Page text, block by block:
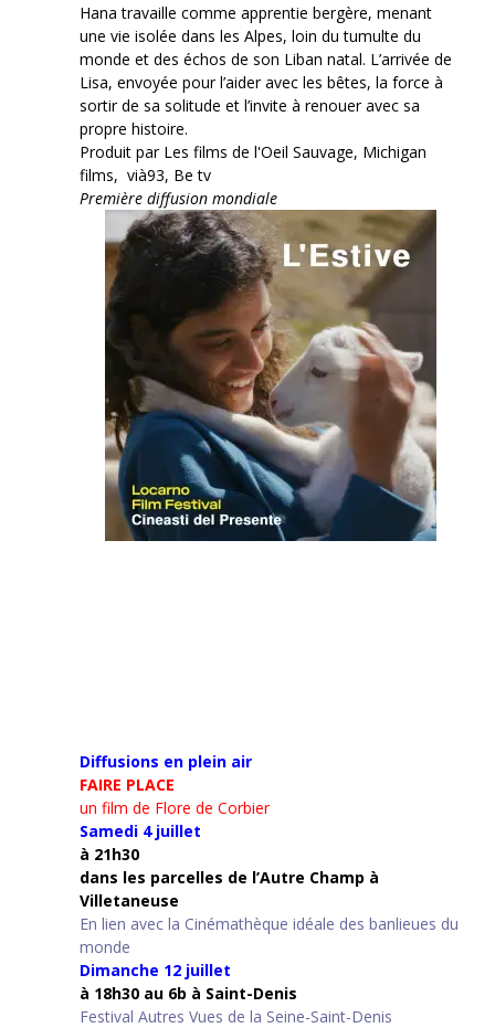
Hana travaille comme apprentie bergère, menant
une vie isolée dans les Alpes, loin du tumulte du
monde et des échos de son Liban natal. L’arrivée de
Lisa, envoyée pour l’aider avec les bêtes, la force à
sortir de sa solitude et l’invite à renouer avec sa
propre histoire.
Produit par Les films de l'Oeil Sauvage, Michigan
films, vià93, Be tv
Première diffusion mondiale
Diffusions en plein air
FAIRE PLACE
un film de Flore de Corbier
Samedi 4 juillet
à 21h30
dans les parcelles de l’Autre Champ à
Villetaneuse
En lien avec la Cinémathèque idéale des banlieues du
monde
Dimanche 12 juillet
à 18h30 au 6b à Saint-Denis
Festival Autres Vues de la Seine-Saint-Denis